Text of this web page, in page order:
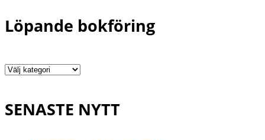
Löpande bokföring
Löpande
SENASTE NYTT